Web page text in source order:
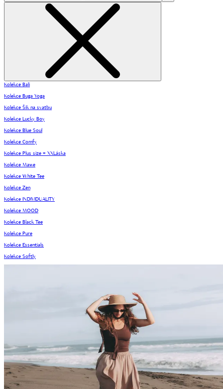
Kolekce Bali
Kolekce Buga Yoga
Kolekce Šik na svatbu
Kolekce Lucky Boy
Kolekce Blue Soul
Kolekce Comfy
Kolekce Plus size = XXLáska
Kolekce Mawe
Kolekce White Tee
Kolekce Zen
Kolekce INDIVIDUALITY
Kolekce MOOD
Kolekce Black Tee
Kolekce Pure
Kolekce Essentials
Kolekce Softly